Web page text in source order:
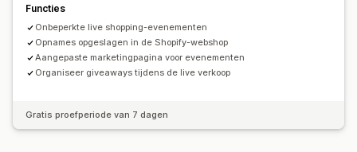
Functies
Onbeperkte live shopping-evenementen
Opnames opgeslagen in de Shopify-webshop
Aangepaste marketingpagina voor evenementen
Organiseer giveaways tijdens de live verkoop
Gratis proefperiode van 7 dagen